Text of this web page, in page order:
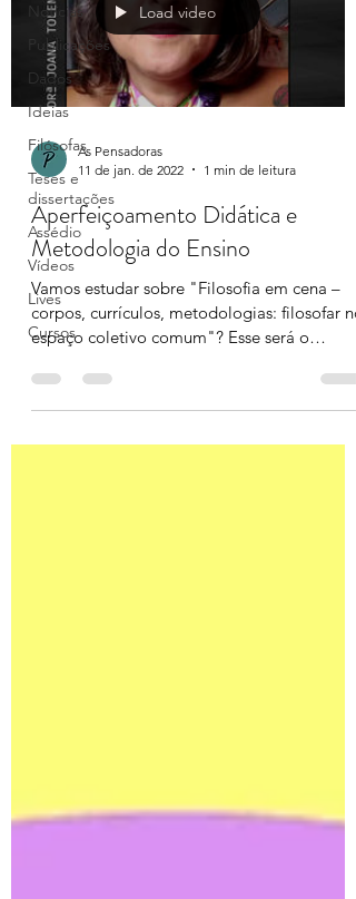
Notícias
Publicações
Dados
Ideias
Filósofas
Teses e
dissertações
Assédio
Vídeos
Lives
Cursos
Load video
As Pensadoras
11 de jan. de 2022
1 min de leitura
Aperfeiçoamento Didática e
Metodologia do Ensino
Vamos estudar sobre "Filosofia em cena –
corpos, currículos, metodologias: filosofar no
espaço coletivo comum"? Esse será o